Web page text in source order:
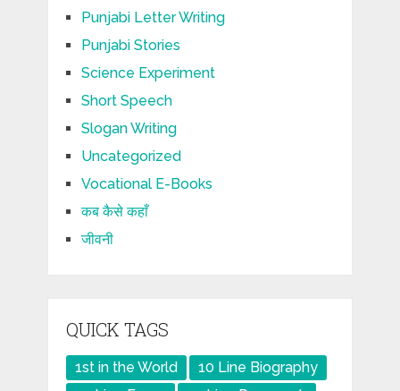
Punjabi Letter Writing
Punjabi Stories
Science Experiment
Short Speech
Slogan Writing
Uncategorized
Vocational E-Books
कब कैसे कहाँ
जीवनी
QUICK TAGS
1st in the World
10 Line Biography